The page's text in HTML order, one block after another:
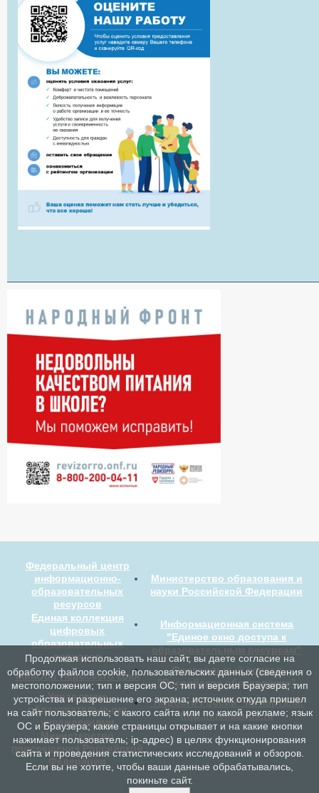
Федеральный центр
информационно-
образовательных
ресурсов
Министерство образования и
науки Российской Федерации
Единая коллекция
цифровых
образовательных
ресурсов
Информационная система
"Единое окно доступа к
образовательным ресурсам"
МинОбр Пермского края
Федеральный портал
"Российское образование"
Управление
образовательными
учреждениями
"Новости России" на портале:
http://kremlinrus.ru
Министерство
просвещения Российской
Федерации
Продолжая использовать наш сайт, вы даете согласие на
обработку файлов cookie, пользовательских данных (сведения о
местоположении; тип и версия ОС; тип и версия Браузера; тип
устройства и разрешение его экрана; источник откуда пришел
на сайт пользователь; с какого сайта или по какой рекламе; язык
ОС и Браузера; какие страницы открывает и на какие кнопки
нажимает пользователь; ip-адрес) в целях функционирования
сайта и проведения статистических исследований и обзоров.
Если вы не хотите, чтобы ваши данные обрабатывались,
покиньте сайт.